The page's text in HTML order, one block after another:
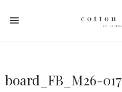
board_FB_M26-017